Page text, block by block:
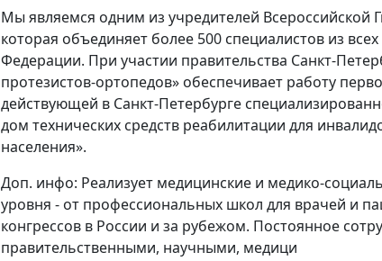
Мы являемся одним из учредителей Всероссийской
которая объединяет более 500 специалистов из
Федерации. При участии правительства Санкт-
протезистов-ортопедов» обеспечивает работу
действующей в Санкт-Петербурге
дом технических средств реабилитации для
населения».
Доп. инфо: Реализует медицинские и медико-
уровня - от профессиональных школ для врачей и
конгрессов в России и за рубежом. Постоянное
правительственными, научными, медици